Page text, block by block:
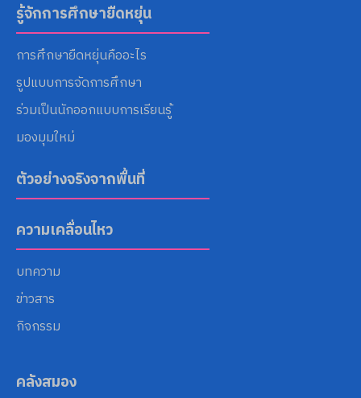
รู้จักการศึกษายืดหยุ่น
การศึกษายืดหยุ่นคืออะไร
รูปแบบการจัดการศึกษา
ร่วมเป็นนักออกแบบการเรียนรู้
มองมุมใหม่
ตัวอย่างจริงจากพื้นที่
ความเคลื่อนไหว
บทความ
ข่าวสาร
กิจกรรม
คลังสมอง